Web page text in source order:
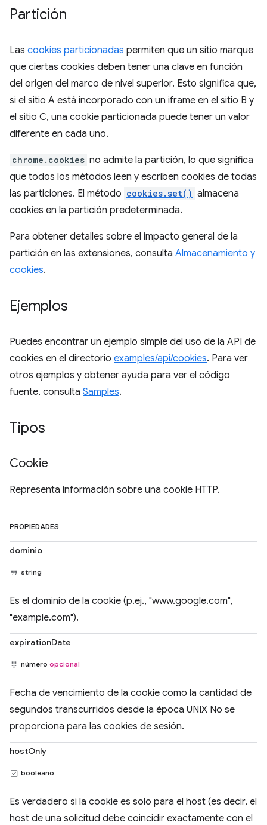
Partición
Las cookies particionadas permiten que un sitio marque
que ciertas cookies deben tener una clave en función
del origen del marco de nivel superior. Esto significa que,
si el sitio A está incorporado con un iframe en el sitio B y
el sitio C, una cookie particionada puede tener un valor
diferente en cada uno.
chrome.cookies no admite la partición, lo que significa
que todos los métodos leen y escriben cookies de todas
las particiones. El método cookies.set() almacena
cookies en la partición predeterminada.
Para obtener detalles sobre el impacto general de la
partición en las extensiones, consulta Almacenamiento y
cookies.
Ejemplos
Puedes encontrar un ejemplo simple del uso de la API de
cookies en el directorio examples/api/cookies. Para ver
otros ejemplos y obtener ayuda para ver el código
fuente, consulta Samples.
Tipos
Cookie
Representa información sobre una cookie HTTP.
PROPIEDADES
dominio
string
Es el dominio de la cookie (p.ej., "www.google.com",
"example.com").
expirationDate
número opcional
Fecha de vencimiento de la cookie como la cantidad de
segundos transcurridos desde la época UNIX No se
proporciona para las cookies de sesión.
hostOnly
booleano
Es verdadero si la cookie es solo para el host (es decir, el
host de una solicitud debe coincidir exactamente con el